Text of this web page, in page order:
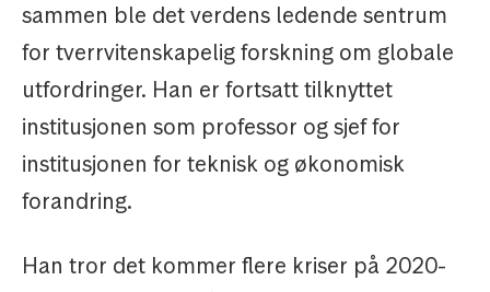
sammen ble det verdens ledende sentrum
for tverrvitenskapelig forskning om globale
utfordringer. Han er fortsatt tilknyttet
institusjonen som professor og sjef for
institusjonen for teknisk og økonomisk
forandring.
Han tror det kommer flere kriser på 2020-